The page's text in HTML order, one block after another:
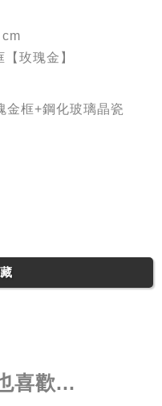
玫瑰金】
金框+鋼化玻璃晶瓷
喜歡...